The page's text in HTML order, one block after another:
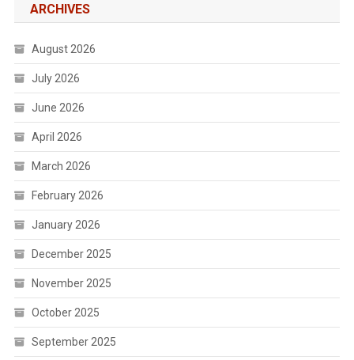
ARCHIVES
August 2026
July 2026
June 2026
April 2026
March 2026
February 2026
January 2026
December 2025
November 2025
October 2025
September 2025